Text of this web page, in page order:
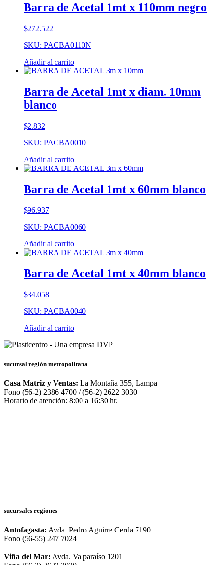
Barra de Acetal 1mt x 110mm negro
$272.522
SKU: PACBA0110N
Añadir al carrito
Barra de Acetal 1mt x diam. 10mm
blanco
$2.832
SKU: PACBA0010
Añadir al carrito
Barra de Acetal 1mt x 60mm blanco
$96.937
SKU: PACBA0060
Añadir al carrito
Barra de Acetal 1mt x 40mm blanco
$34.058
SKU: PACBA0040
Añadir al carrito
sucursal región metropolitana
Casa Matriz y Ventas: La Montaña 355, Lampa
Fono (56-2) 2386 4700 / (56-2) 2622 3030
Horario de atención: 8:00 a 16:30 hr.
sucursales regiones
Antofagasta: Avda. Pedro Aguirre Cerda 7190
Fono (56-55) 247 7024
Viña del Mar: Avda. Valparaíso 1201